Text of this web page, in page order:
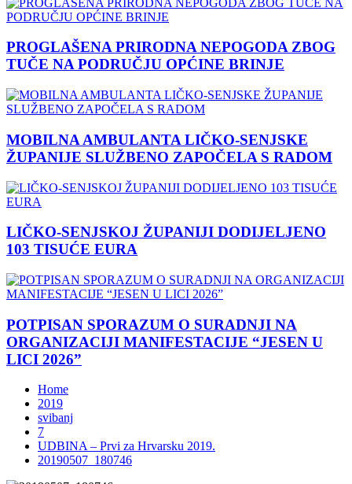
PROGLAŠENA PRIRODNA NEPOGODA ZBOG
TUČE NA PODRUČJU OPĆINE BRINJE
MOBILNA AMBULANTA LIČKO-SENJSKE
ŽUPANIJE SLUŽBENO ZAPOČELA S RADOM
LIČKO-SENJSKOJ ŽUPANIJI DODIJELJENO
103 TISUĆE EURA
POTPISAN SPORAZUM O SURADNJI NA
ORGANIZACIJI MANIFESTACIJE “JESEN U
LICI 2026”
Home
2019
svibanj
7
UDBINA – Prvi za Hrvarsku 2019.
20190507_180746